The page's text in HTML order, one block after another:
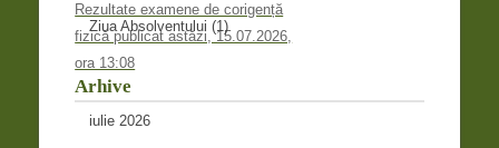
Rezultate examene de corigență
fizică publicat astăzi, 15.07.2026,
ora 13:08
Ziua Absolventului (1)
Arhive
iulie 2026